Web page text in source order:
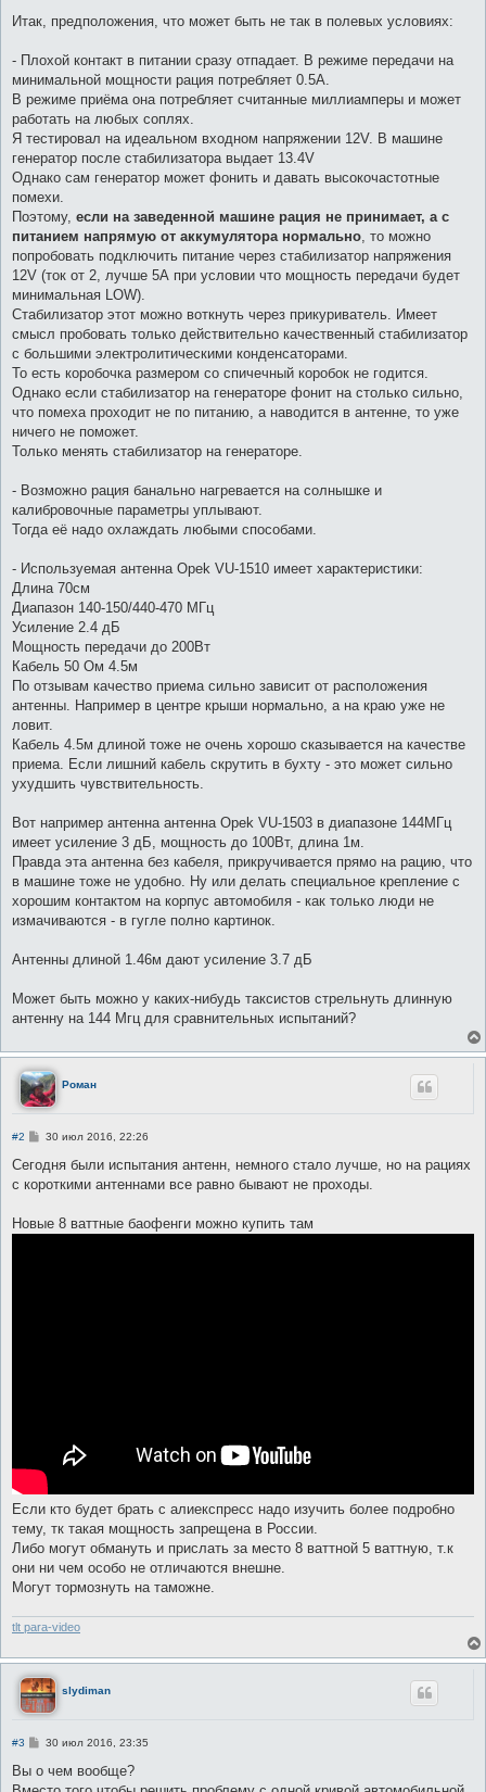
Итак, предположения, что может быть не так в полевых условиях:
- Плохой контакт в питании сразу отпадает. В режиме передачи на
минимальной мощности рация потребляет 0.5А.
В режиме приёма она потребляет считанные миллиамперы и может
работать на любых соплях.
Я тестировал на идеальном входном напряжении 12V. В машине
генератор после стабилизатора выдает 13.4V
Однако сам генератор может фонить и давать высокочастотные
помехи.
Поэтому, если на заведенной машине рация не принимает, а с
питанием напрямую от аккумулятора нормально, то можно
попробовать подключить питание через стабилизатор напряжения
12V (ток от 2, лучше 5А при условии что мощность передачи будет
минимальная LOW).
Стабилизатор этот можно воткнуть через прикуриватель. Имеет
смысл пробовать только действительно качественный стабилизатор
с большими электролитическими конденсаторами.
То есть коробочка размером со спичечный коробок не годится.
Однако если стабилизатор на генераторе фонит на столько сильно,
что помеха проходит не по питанию, а наводится в антенне, то уже
ничего не поможет.
Только менять стабилизатор на генераторе.
- Возможно рация банально нагревается на солнышке и
калибровочные параметры уплывают.
Тогда её надо охлаждать любыми способами.
- Используемая антенна Opek VU-1510 имеет характеристики:
Длина 70см
Диапазон 140-150/440-470 МГц
Усиление 2.4 дБ
Мощность передачи до 200Вт
Кабель 50 Ом 4.5м
По отзывам качество приема сильно зависит от расположения
антенны. Например в центре крыши нормально, а на краю уже не
ловит.
Кабель 4.5м длиной тоже не очень хорошо сказывается на качестве
приема. Если лишний кабель скрутить в бухту - это может сильно
ухудшить чувствительность.
Вот например антенна антенна Opek VU-1503 в диапазоне 144МГц
имеет усиление 3 дБ, мощность до 100Вт, длина 1м.
Правда эта антенна без кабеля, прикручивается прямо на рацию, что
в машине тоже не удобно. Ну или делать специальное крепление с
хорошим контактом на корпус автомобиля - как только люди не
измачиваются - в гугле полно картинок.
Антенны длиной 1.46м дают усиление 3.7 дБ
Может быть можно у каких-нибудь таксистов стрельнуть длинную
антенну на 144 Мгц для сравнительных испытаний?
Роман
#2
С
о
б
щ
и
30 июл 2016, 22:26
Сегодня были испытания антенн, немного стало лучше, но на рациях
с короткими антеннами все равно бывают не проходы.
Новые 8 ваттные баофенги можно купить там
Если кто будет брать с алиекспресс надо изучить более подробно
тему, тк такая мощность запрещена в России.
Либо могут обмануть и прислать за место 8 ваттной 5 ваттную, т.к
они ни чем особо не отличаются внешне.
Могут тормознуть на таможне.
tlt para-video
slydiman
#3
С
о
30 июл 2016, 23:35
Вы о чем вообще?